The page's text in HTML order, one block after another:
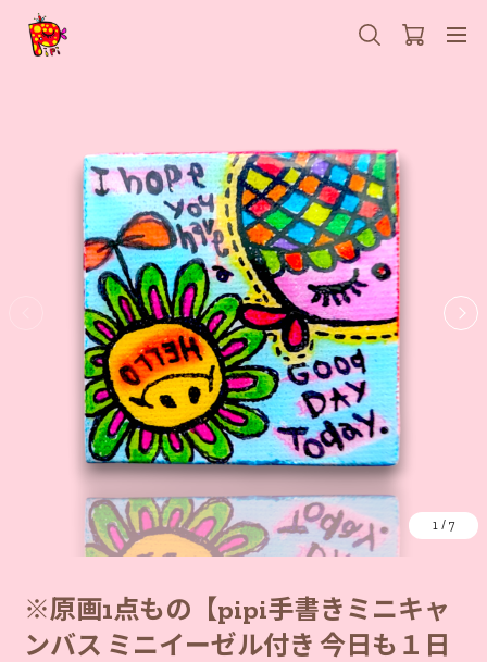
1 / 7
※原画1点もの【pipi手書きミニキャ
ンバス ミニイーゼル付き 今日も１日